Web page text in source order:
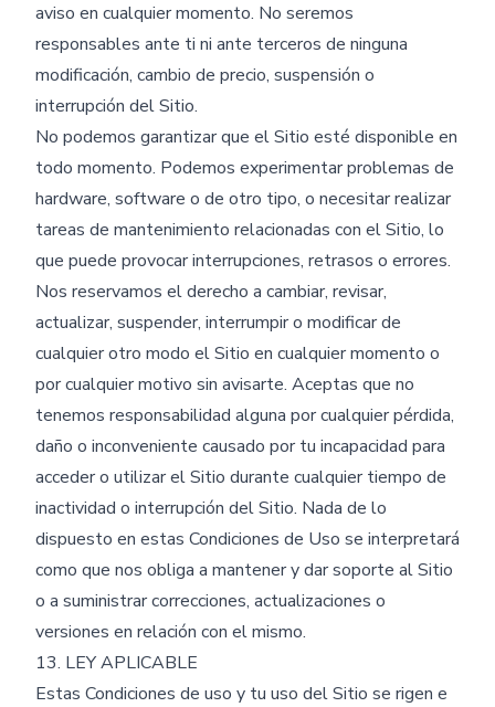
aviso en cualquier momento. No seremos
responsables ante ti ni ante terceros de ninguna
modificación, cambio de precio, suspensión o
interrupción del Sitio.
No podemos garantizar que el Sitio esté disponible en
todo momento. Podemos experimentar problemas de
hardware, software o de otro tipo, o necesitar realizar
tareas de mantenimiento relacionadas con el Sitio, lo
que puede provocar interrupciones, retrasos o errores.
Nos reservamos el derecho a cambiar, revisar,
actualizar, suspender, interrumpir o modificar de
cualquier otro modo el Sitio en cualquier momento o
por cualquier motivo sin avisarte. Aceptas que no
tenemos responsabilidad alguna por cualquier pérdida,
daño o inconveniente causado por tu incapacidad para
acceder o utilizar el Sitio durante cualquier tiempo de
inactividad o interrupción del Sitio. Nada de lo
dispuesto en estas Condiciones de Uso se interpretará
como que nos obliga a mantener y dar soporte al Sitio
o a suministrar correcciones, actualizaciones o
versiones en relación con el mismo.
13. LEY APLICABLE
Estas Condiciones de uso y tu uso del Sitio se rigen e